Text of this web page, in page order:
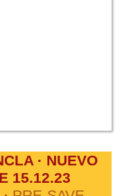
· NUEVO
15.12.23